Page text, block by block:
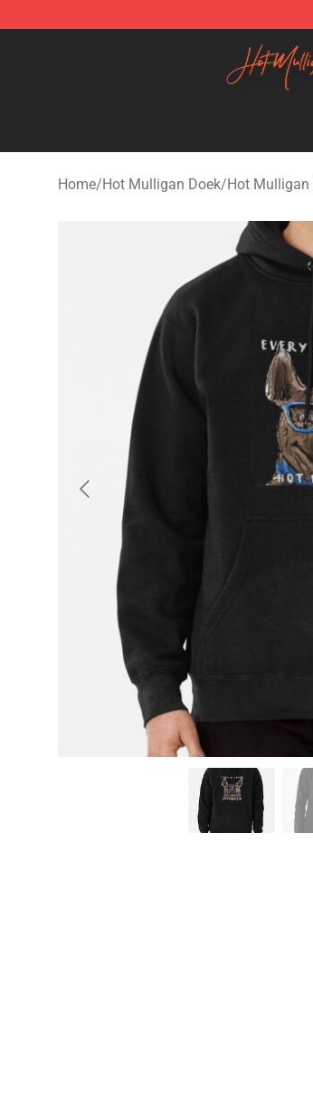
Hot Mulligan Shop - Official Hot
Home/Hot Mulligan Doek/Hot Mulligan